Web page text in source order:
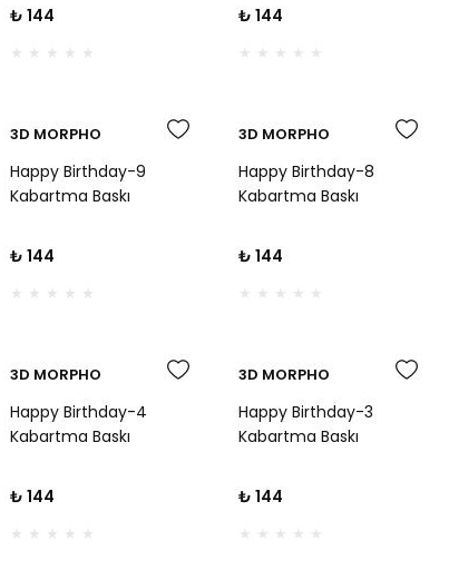
₺ 144 ₺ 144
3D MORPHO
Happy Birthday-9
Kabartma Baskı
₺ 144
3D MORPHO
Happy Birthday-8
Kabartma Baskı
₺ 144
3D MORPHO
Happy Birthday-4
Kabartma Baskı
₺ 144
3D MORPHO
Happy Birthday-3
Kabartma Baskı
₺ 144